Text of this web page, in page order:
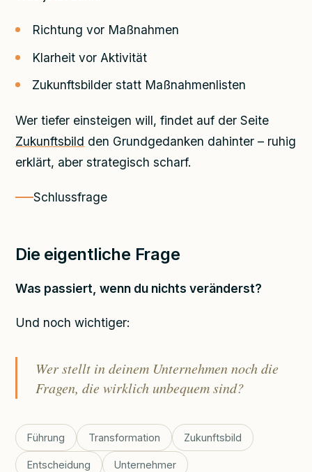
Richtung vor Maßnahmen
Klarheit vor Aktivität
Zukunftsbilder statt Maßnahmenlisten
Wer tiefer einsteigen will, findet auf der Seite
Zukunftsbild den Grundgedanken dahinter – ruhig
erklärt, aber strategisch scharf.
Schlussfrage
Die eigentliche Frage
Was passiert, wenn du nichts veränderst?
Und noch wichtiger:
Wer stellt in deinem Unternehmen noch die
Fragen, die wirklich unbequem sind?
Führung Transformation Zukunftsbild
Entscheidung Unternehmer